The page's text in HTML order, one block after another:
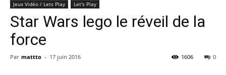
Jeux Vidéo / Lets Play Let's Play
Star Wars lego le réveil de la
force
Par mattto - 17 juin 2016 0
1606